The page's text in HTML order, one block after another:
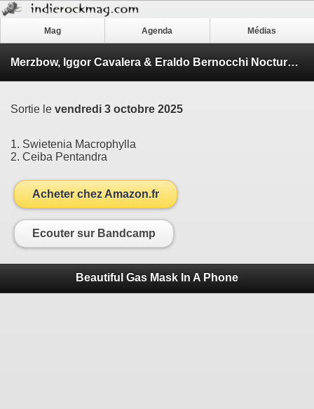
Mag Agenda Médias
Merzbow, Iggor Cavalera & Eraldo Bernocchi Nocturnal Rainforest
Sortie le vendredi 3 octobre 2025
1. Swietenia Macrophylla
2. Ceiba Pentandra
Acheter chez Amazon.fr
Ecouter sur Bandcamp
Beautiful Gas Mask In A Phone